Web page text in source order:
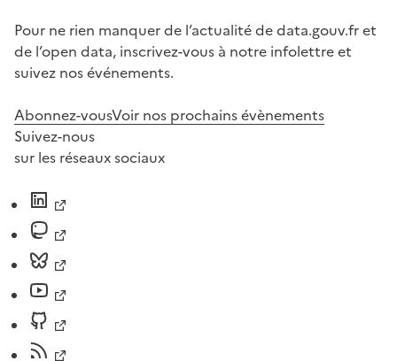
Pour ne rien manquer de l’actualité de data.gouv.fr et
de l’open data, inscrivez-vous à notre infolettre et
suivez nos événements.
Abonnez-vousVoir nos prochains évènements
Suivez-nous
sur les réseaux sociaux